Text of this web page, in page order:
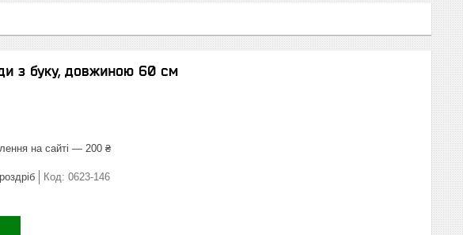
з буку, довжиною 60 см
на сайті — 200 ₴
Код: 0623-146